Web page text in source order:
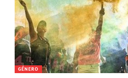
GÉNERO